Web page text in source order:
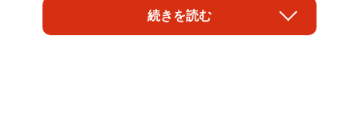
買い物に出た際に、意外な売られ方をしている野菜に遭
続きを読む